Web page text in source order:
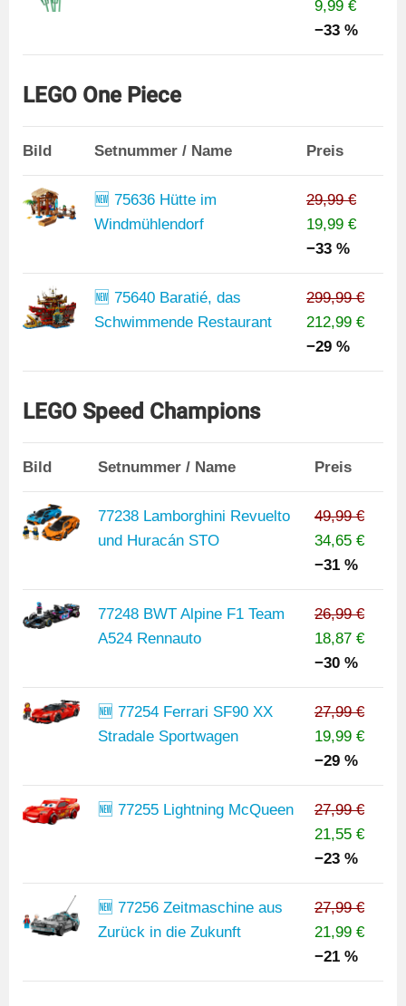
9,99 €
−33 %
LEGO One Piece
Bild Setnummer / Name Preis
🆕 75636 Hütte im
Windmühlendorf
29,99 €
19,99 €
−33 %
🆕 75640 Baratié, das
Schwimmende Restaurant
299,99 €
212,99 €
−29 %
LEGO Speed Champions
Bild Setnummer / Name Preis
77238 Lamborghini Revuelto
und Huracán STO
49,99 €
34,65 €
−31 %
77248 BWT Alpine F1 Team
A524 Rennauto
26,99 €
18,87 €
−30 %
🆕 77254 Ferrari SF90 XX
Stradale Sportwagen
27,99 €
19,99 €
−29 %
🆕 77255 Lightning McQueen
27,99 €
21,55 €
−23 %
🆕 77256 Zeitmaschine aus
Zurück in die Zukunft
27,99 €
21,99 €
−21 %